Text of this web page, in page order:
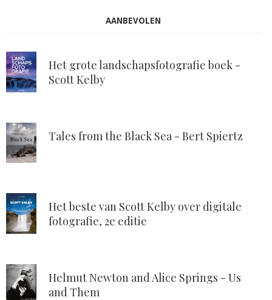
AANBEVOLEN
Het grote landschapsfotografie boek -
Scott Kelby
Tales from the Black Sea - Bert Spiertz
Het beste van Scott Kelby over digitale
fotografie, 2e editie
Helmut Newton and Alice Springs - Us
and Them